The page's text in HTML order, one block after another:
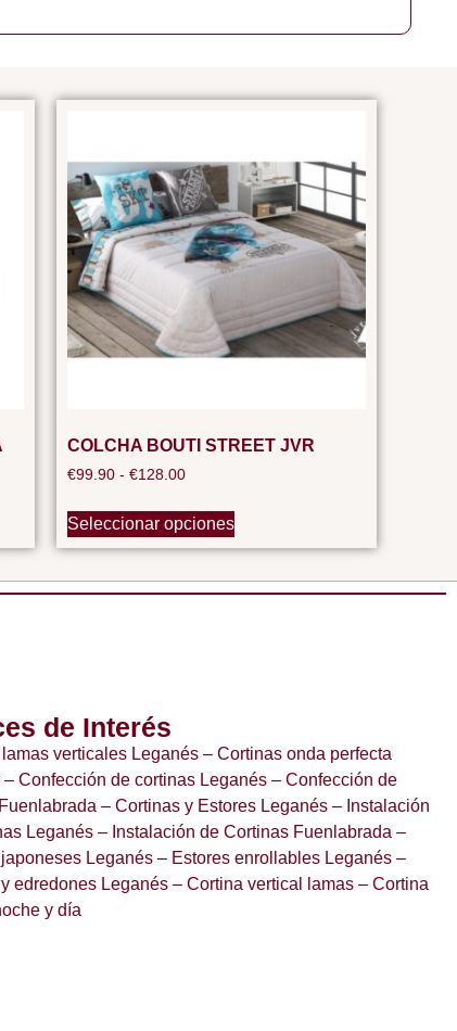
COLCHA BOUTI STREET JVR
€99.90 - €128.00
Seleccionar opciones
de Interés
verticales Leganés – Cortinas onda perfecta
– Confección de cortinas Leganés – Confección de
– Cortinas y Estores Leganés – Instalación
Leganés – Instalación de Cortinas Fuenlabrada –
Leganés – Estores enrollables Leganés –
edredones Leganés – Cortina vertical lamas – Cortina
y día